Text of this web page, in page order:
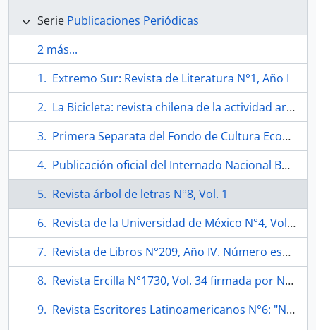
Serie Publicaciones Periódicas
2 más...
Extremo Sur: Revista de Literatura N°1, Año I
La Bicicleta: revista chilena de la actividad artística N°6
Primera Separata del Fondo de Cultura Económica "Nicanor Parra 1914/1994"
Publicación oficial del Internado Nacional Barros Arana N°12
Revista árbol de letras N°8, Vol. 1
Revista de la Universidad de México N°4, Vol. XVI
Revista de Libros N°209, Año IV. Número especial "Violeta Parra: 'Pienso cantar Día Domingo en el cielo'"
Revista Ercilla N°1730, Vol. 34 firmada por Nicanor Parra
Revista Escritores Latinoamericanos N°6: "Nicanor Parra (1914)"